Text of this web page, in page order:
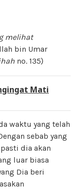
melihat
bin Umar
no. 135)
Mati
waktu yang telah
sebab yang
dia akan
luar biasa
Dia beri